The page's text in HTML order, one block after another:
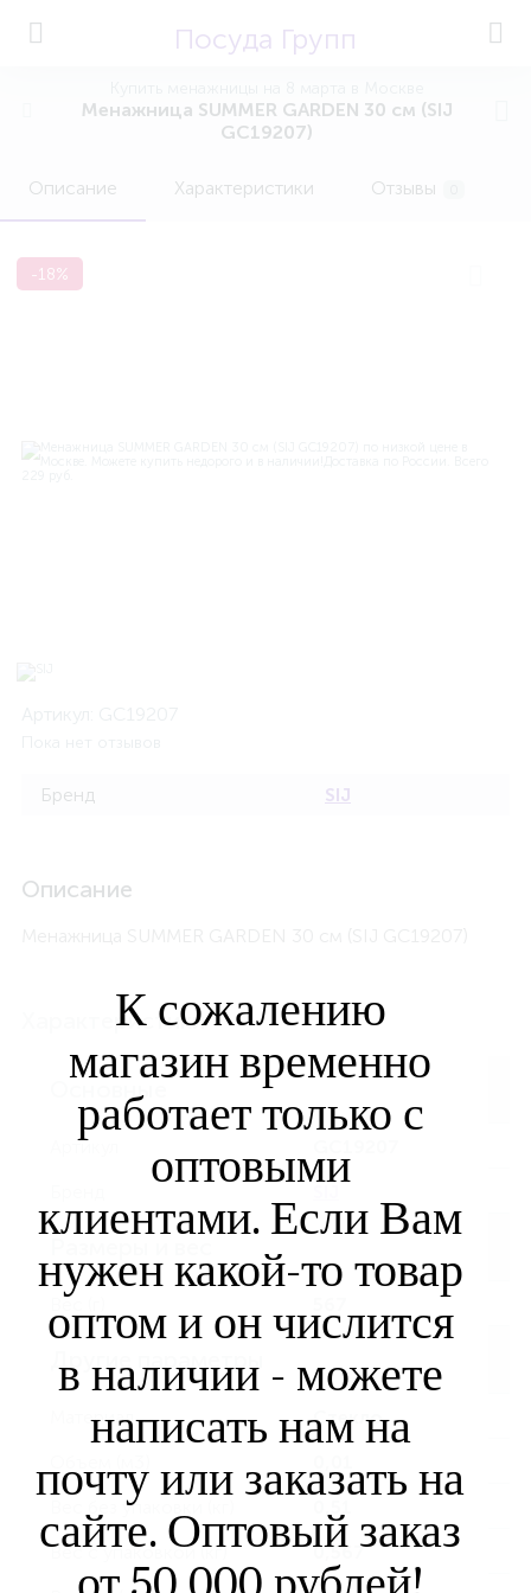
Посуда Групп
Менажница SUMMER GARDEN 30 см (SIJ
GC19207)
Описание Характеристики Отзывы
-18%
Бренд SIJ
Описание
Менажница SUMMER GARDEN 30 см (SIJ GC19207)
Характеристики
Основные
Артикул
Вес (г)
Материал
Стекло
Вес без упаковки (кг)
Вес с упаковкой (кг)
0,567
К сожалению
магазин временно
работает только с
оптовыми
клиентами. Если Вам
нужен какой-то товар
оптом и он числится
в наличии - можете
написать нам на
почту или заказать на
сайте. Оптовый заказ